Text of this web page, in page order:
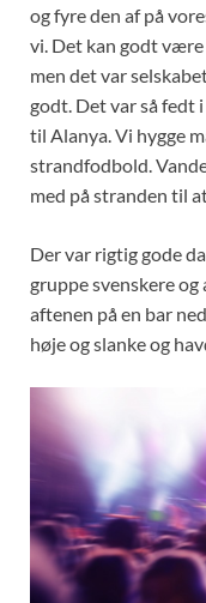
og fyre den af på
vi. Det kan godt
men det var
godt. Det var så fedt
til Alanya. Vi hygge
strandfodbold.
med på stranden til
Der var rigtig gode
gruppe svenskere
aftenen på en bar
høje og slanke og